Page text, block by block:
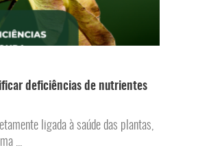
deficiências de nutrientes
ligada à saúde das plantas,
...